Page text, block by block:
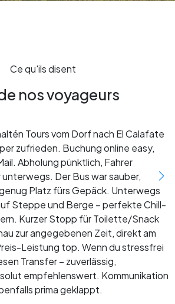
Ce qu'ils disent
nos voyageurs
Tours vom Dorf nach El Calafate
zufrieden. Buchung online easy,
Abholung pünktlich, Fahrer
Der Bus war sauber,
Platz fürs Gepäck. Unterwegs
Steppe und Berge – perfekte Chill-
Kurzer Stopp für Toilette/Snack
zur angegebenen Zeit, direkt am
Leistung top. Wenn du stressfrei
Transfer – zuverlässig,
empfehlenswert. Kommunikation
prima geklappt.